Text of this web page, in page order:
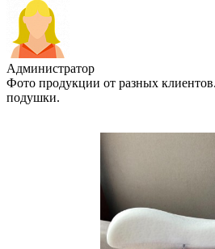
Администратор
Фото продукции от разных
подушки.